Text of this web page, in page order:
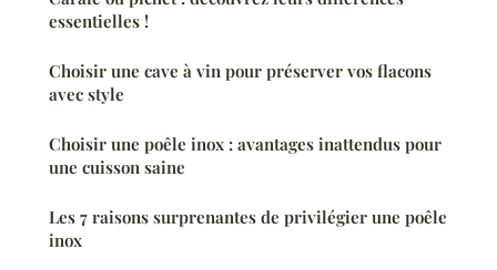
essentielles !
Choisir une cave à vin pour préserver vos flacons
avec style
Choisir une poêle inox : avantages inattendus pour
une cuisson saine
Les 7 raisons surprenantes de privilégier une poêle
inox